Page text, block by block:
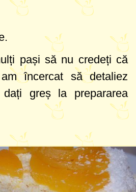
pași să nu credeți că
încercat să detaliez
greș la prepararea